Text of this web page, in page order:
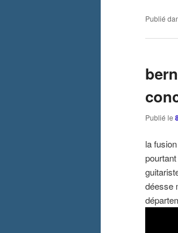
Publié
Publié le
la
déesse